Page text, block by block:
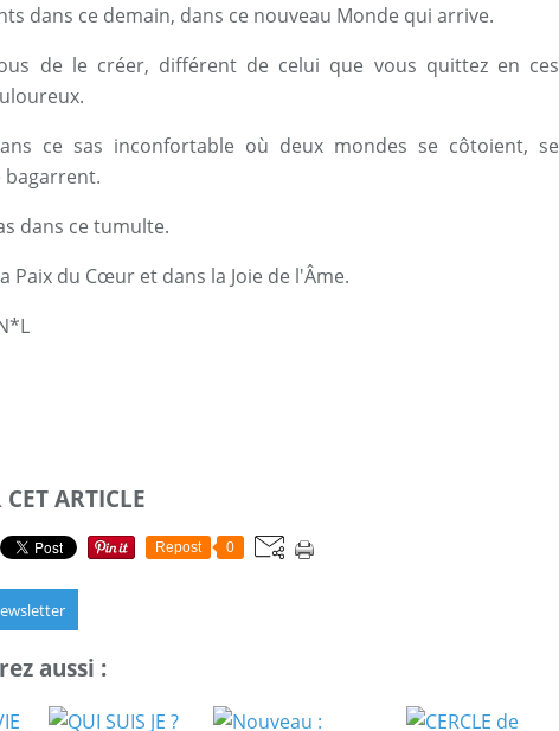
dans ce demain, dans ce nouveau Monde qui arrive.
de le créer, différent de celui que vous quittez en ces
ce sas inconfortable où deux mondes se côtoient, se
dans ce tumulte.
Paix du Cœur et dans la Joie de l'Âme.
ARTICLE
Repost 0
aussi :